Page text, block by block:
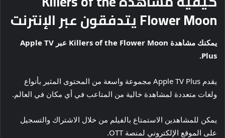
Flower Moon يتدفقون عبر الإنترنت
يمكنك مشاهدة Killers of the Flower Moon عبر Apple TV
Plus.
يقدم Apple TV Plus مجموعة واسعة من المحتوى المثير بأنواع
ولغات متعددة لمشاهدة خالية من المتاعب في أي مكان في العالم.
يمكن للمشاهدين الاستمتاع بالفيلم من خلال الاشتراك والتسجيل
على الموقع الإلكتروني لمنصة OTT.